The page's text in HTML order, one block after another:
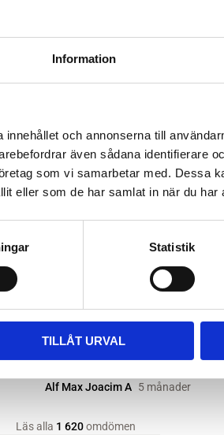
Information
och annonserna till
även sådana identifierare
som vi samarbetar med. Dessa
eller som de har samlat in när du har
Statistik
TILLÅT URVAL
de äldre
>>
sättet
leta